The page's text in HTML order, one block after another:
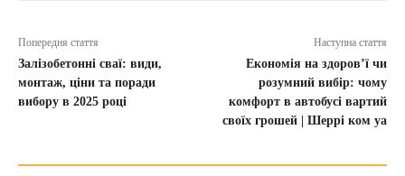
Попередня стаття
Залізобетонні сваї: види,
монтаж, ціни та поради
вибору в 2025 році
Наступна стаття
Економія на здоров’ї чи
розумний вибір: чому
комфорт в автобусі вартий
своїх грошей | Шеррі ком уа